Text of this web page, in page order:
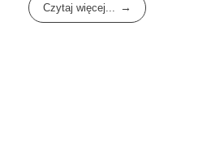
Czytaj więcej...